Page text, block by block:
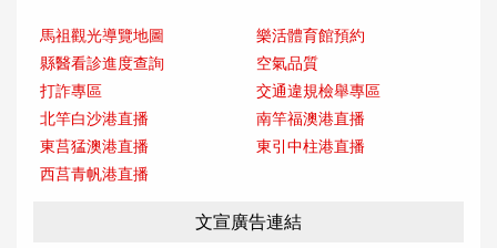
馬祖觀光導覽地圖
樂活體育館預約
縣醫看診進度查詢
空氣品質
打詐專區
交通違規檢舉專區
北竿白沙港直播
南竿福澳港直播
東莒猛澳港直播
東引中柱港直播
西莒青帆港直播
文宣廣告連結